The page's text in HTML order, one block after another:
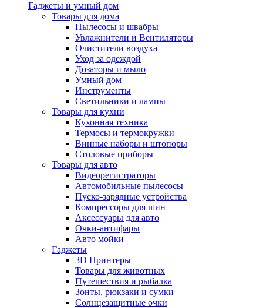
Гаджеты и умный дом
Товары для дома
Пылесосы и швабры
Увлажнители и Вентиляторы
Очистители воздуха
Уход за одеждой
Дозаторы и мыло
Умный дом
Инструменты
Светильники и лампы
Товары для кухни
Кухонная техника
Термосы и термокружки
Винные наборы и штопоры
Столовые приборы
Товары для авто
Видеорегистраторы
Автомобильные пылесосы
Пуско-зарядные устройства
Компрессоры для шин
Аксессуары для авто
Очки-антифары
Авто мойки
Гаджеты
3D Принтеры
Товары для животных
Путешествия и рыбалка
Зонты, рюкзаки и сумки
Солнцезащитные очки